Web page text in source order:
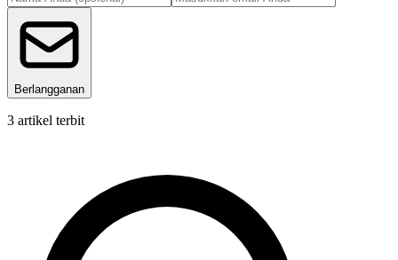
Berlangganan
3 artikel terbit